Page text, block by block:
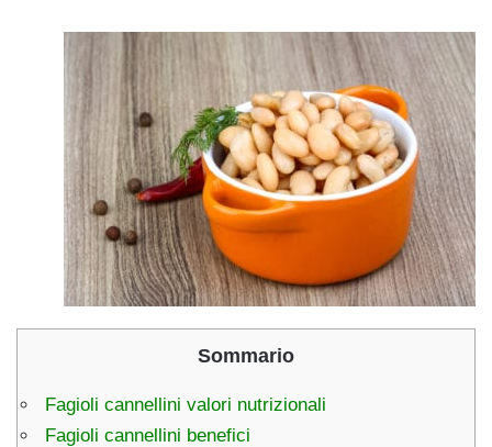
Sommario
Fagioli cannellini valori nutrizionali
Fagioli cannellini benefici